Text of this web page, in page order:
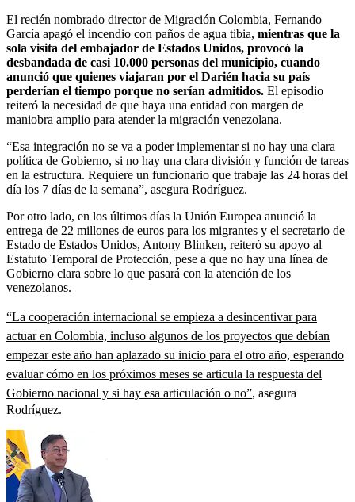
El recién nombrado director de Migración Colombia, Fernando
García apagó el incendio con paños de agua tibia, mientras que la
sola visita del embajador de Estados Unidos, provocó la
desbandada de casi 10.000 personas del municipio, cuando
anunció que quienes viajaran por el Darién hacia su país
perderían el tiempo porque no serían admitidos. El episodio
reiteró la necesidad de que haya una entidad con margen de
maniobra amplio para atender la migración venezolana.
“Esa integración no se va a poder implementar si no hay una clara
política de Gobierno, si no hay una clara división y función de tareas
en la estructura. Requiere un funcionario que trabaje las 24 horas del
día los 7 días de la semana”, asegura Rodríguez.
Por otro lado, en los últimos días la Unión Europea anunció la
entrega de 22 millones de euros para los migrantes y el secretario de
Estado de Estados Unidos, Antony Blinken, reiteró su apoyo al
Estatuto Temporal de Protección, pese a que no hay una línea de
Gobierno clara sobre lo que pasará con la atención de los
venezolanos.
“La cooperación internacional se empieza a desincentivar para
actuar en Colombia, incluso algunos de los proyectos que debían
empezar este año han aplazado su inicio para el otro año, esperando
evaluar cómo en los próximos meses se articula la respuesta del
Gobierno nacional y si hay esa articulación o no”, asegura
Rodríguez.